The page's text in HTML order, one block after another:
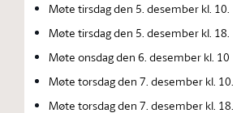
Møte tirsdag den 5. desember kl. 10.
Møte tirsdag den 5. desember kl. 18.
Møte onsdag den 6. desember kl. 10
Møte torsdag den 7. desember kl. 10.
Møte torsdag den 7. desember kl. 18.